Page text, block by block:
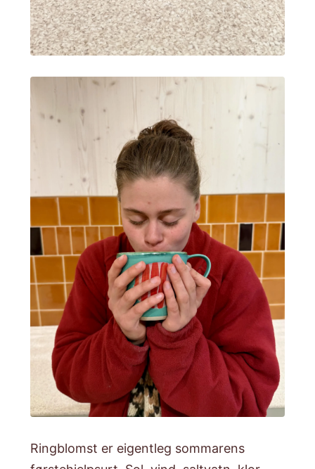
Ringblomst er eigentleg sommarens